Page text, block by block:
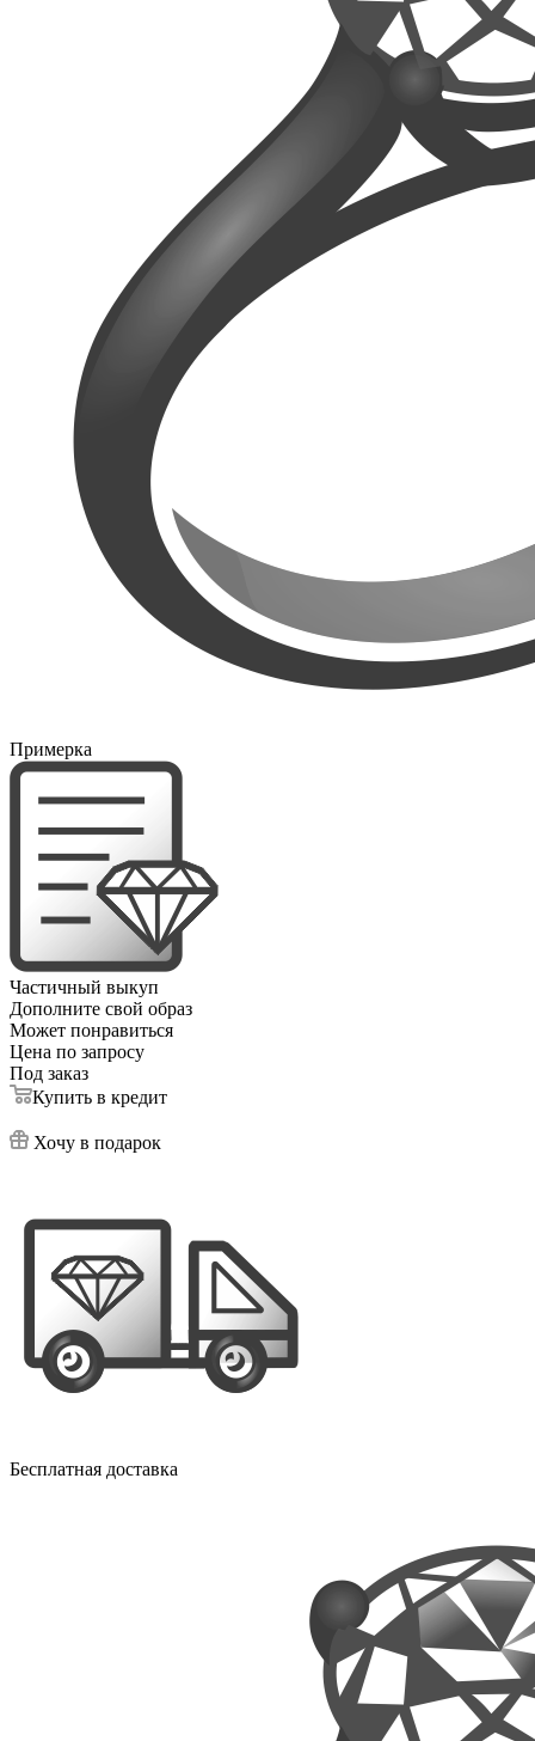
Примерка
Частичный выкуп
Дополните свой образ
Может понравиться
Цена по запросу
Под заказ
Купить в кредит
Хочу в подарок
Бесплатная доставка